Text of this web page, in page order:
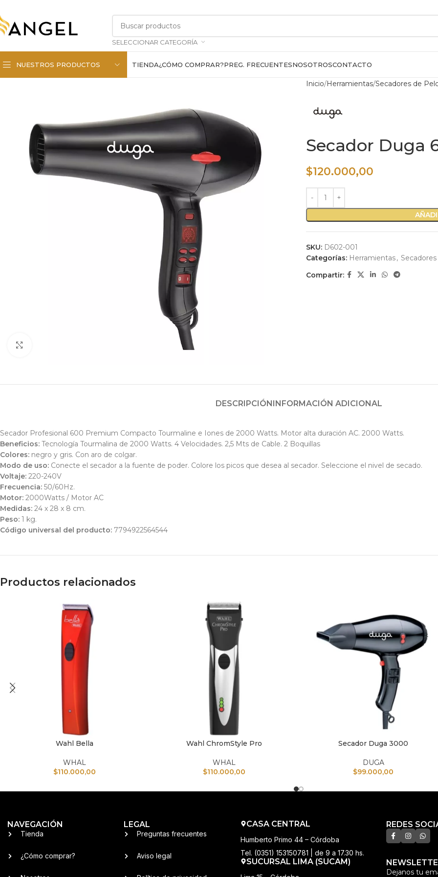
SELECCIONAR CATEGORÍA
NUESTROS PRODUCTOS TIENDA¿CÓMO COMPRAR?PREG. FRECUENTESNOSOTROSCONTACTO
Inicio Herramientas Secadores de
Secador Duga
$120.000,00
SKU: D602-001
Categorías: Herramientas,
Compartir:
DESCRIPCIÓNINFORMACIÓN ADICIONAL
Secador Profesional 600 Premium Compacto Tourmaline e Iones de 2000 Watts. Motor alta duración AC. 2000 Watts.
Beneficios: Tecnología Tourmalina de 2000 Watts. 4 Velocidades. 2,5 Mts de Cable. 2 Boquillas
Colores: negro y gris. Con aro de colgar.
Modo de uso: Conecte el secador a la fuente de poder. Colore los picos que desea al secador. Seleccione el nivel de secado.
Voltaje: 220-240V
Frecuencia: 50/60Hz.
Motor: 2000Watts / Motor AC
Medidas: 24 x 28 x 8 cm.
Peso: 1 kg.
Código universal del producto: 7794922564544
Productos relacionados
AÑADIR AL CARRITOWahl Bella
WHAL
$110.000,00
AÑADIR AL CARRITO
Wahl ChromStyle Pro
WHAL
$110.000,00
AÑADIR AL CARRITO
Secador Duga 3000
DUGA
$99.000,00
NAVEGACIÓN
Tienda
¿Cómo comprar?
LEGAL
Preguntas frecuentes
Aviso legal
CASA CENTRAL
Humberto Primo 44 – Córdoba
Tel. (0351) 153150781 | de 9 a 17.30 hs.
SUCURSAL LIMA (SUCAM)
REDES
Dejanos tu